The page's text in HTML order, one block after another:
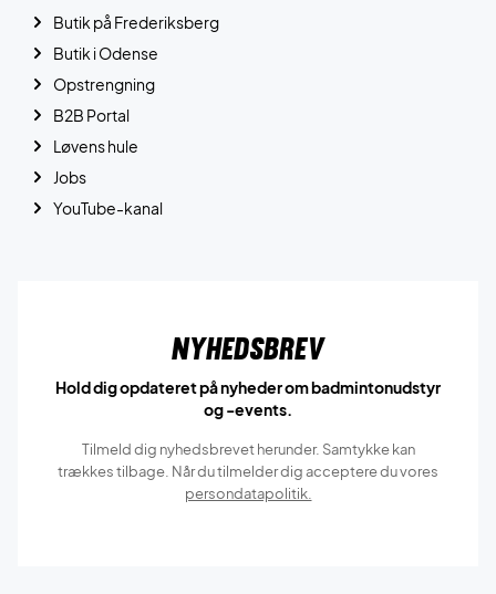
Butik på Frederiksberg
Butik i Odense
Opstrengning
B2B Portal
Løvens hule
Jobs
YouTube-kanal
Nyhedsbrev
Hold dig opdateret på nyheder om badmintonudstyr
og -events.
Tilmeld dig nyhedsbrevet herunder. Samtykke kan
trækkes tilbage. Når du tilmelder dig acceptere du vores
persondatapolitik.